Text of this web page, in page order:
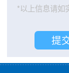
*以上信息请如